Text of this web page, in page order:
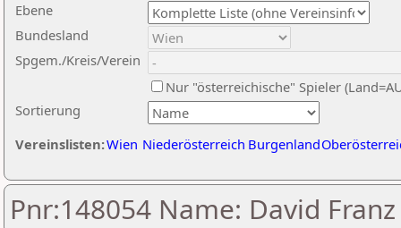
Ebene
Sortierung
Bundesland
Spgem./Kreis/Verein
Nur "österreichische" Spieler
Vereinslisten:Wien Niederösterreich Burgenland
Pnr:148054 Name: David